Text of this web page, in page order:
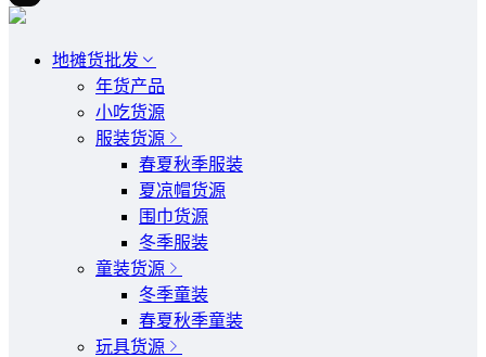
地摊货批发
年货产品
小吃货源
服装货源
春夏秋季服装
夏凉帽货源
围巾货源
冬季服装
童装货源
冬季童装
春夏秋季童装
玩具货源